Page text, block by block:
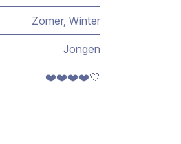
Zomer, Winter
Jongen
❤️❤️❤️❤️🤍